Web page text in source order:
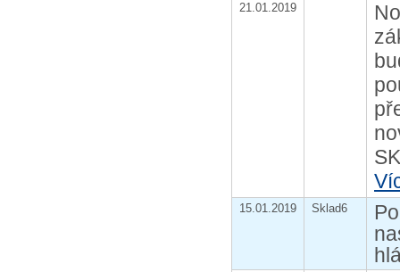
21.01.2019
15.01.2019 Sklad6